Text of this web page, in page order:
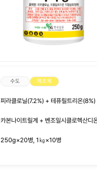
수도 제초제
피라클로닐(7.2%) + 테퓨릴트리온(8%)
카본나이트릴계 + 벤조일시클로헥산디
250g×20병, 1㎏×10병